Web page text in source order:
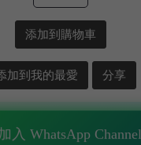
添加到購物車
加到我的最愛 分享
入 WhatsApp Channel